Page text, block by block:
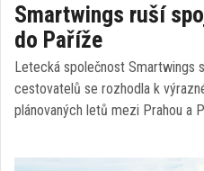
Smartwings ruší
do Paříže
Letecká společnost Smartwings
cestovatelů se rozhodla k
plánovaných letů mezi Prahou a